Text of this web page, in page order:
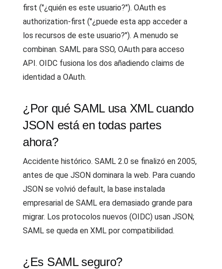
first ("¿quién es este usuario?"). OAuth es
authorization-first ("¿puede esta app acceder a
los recursos de este usuario?"). A menudo se
combinan. SAML para SSO, OAuth para acceso
API. OIDC fusiona los dos añadiendo claims de
identidad a OAuth.
¿Por qué SAML usa XML cuando
JSON está en todas partes
ahora?
Accidente histórico. SAML 2.0 se finalizó en 2005,
antes de que JSON dominara la web. Para cuando
JSON se volvió default, la base instalada
empresarial de SAML era demasiado grande para
migrar. Los protocolos nuevos (OIDC) usan JSON;
SAML se queda en XML por compatibilidad.
¿Es SAML seguro?